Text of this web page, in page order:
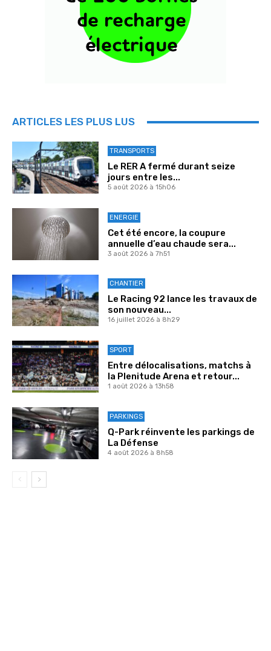
ARTICLES LES PLUS LUS
TRANSPORTS
Le RER A fermé durant seize
jours entre les...
5 août 2026 à 15h06
ENERGIE
Cet été encore, la coupure
annuelle d’eau chaude sera...
3 août 2026 à 7h51
CHANTIER
Le Racing 92 lance les travaux de
son nouveau...
16 juillet 2026 à 8h29
SPORT
Entre délocalisations, matchs à
la Plenitude Arena et retour...
1 août 2026 à 13h58
PARKINGS
Q-Park réinvente les parkings de
La Défense
4 août 2026 à 8h58